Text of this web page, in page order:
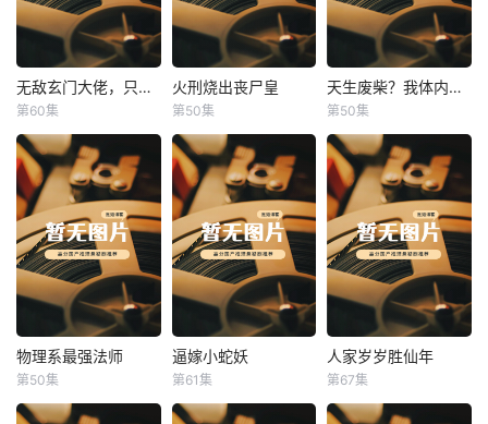
无敌玄门大佬，只听姐姐的话 无敌玄门大佬，只听姐姐的话
第60集
火刑烧出丧尸皇
火刑烧出丧尸皇
第50集
天生废柴？我体内有神血 天生废柴？我体内有神血
第50集
物理系最强法师
物理系最强法师
第50集
逼嫁小蛇妖
逼嫁小蛇妖
第61集
人家岁岁胜仙年
人家岁岁胜仙年
第67集